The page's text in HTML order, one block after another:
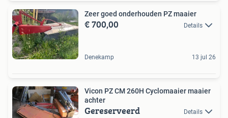
Zeer goed onderhouden PZ maaier
€ 700,00 Details
Denekamp 13 jul 26
Vicon PZ CM 260H Cyclomaaier maaier
achter
Gereserveerd Details